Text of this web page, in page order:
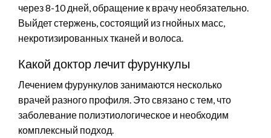
через 8-10 дней, обращение к врачу необязательно.
Выйдет стержень, состоящий из гнойных масс,
некротизированных тканей и волоса.
Какой доктор лечит фурункулы
Лечением фурункулов занимаются несколько
врачей разного профиля. Это связано с тем, что
заболевание полиэтиологическое и необходим
комплексный подход.